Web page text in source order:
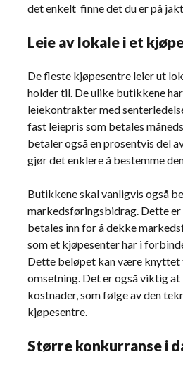
det enkelt finne det du er på
Leie av lokale i et
De fleste kjøpesentre leier ut
holder til. De ulike butikkene
leiekontrakter med
fast leiepris som betales
betaler også en prosentvis del
gjør det enklere å bestemme
Butikkene skal vanligvis også
markedsføringsbidrag. Dette
betales inn for å dekke
som et kjøpesenter har i
Dette beløpet kan være knyttet
omsetning. Det er også viktig
kostnader, som følge av den
kjøpesentre.
Større konkurranse i